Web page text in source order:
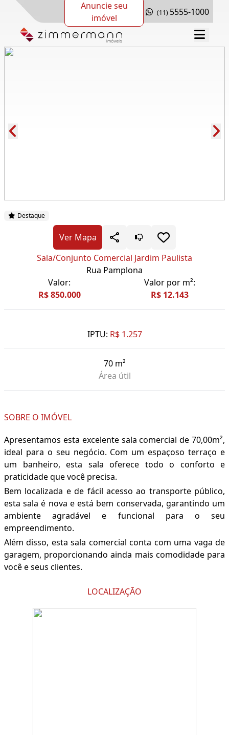
Anuncie seu
imóvel
(11) 5555-1000
Destaque
Ver Mapa
Sala/Conjunto Comercial Jardim Paulista
Rua Pamplona
Valor:
R$ 850.000
Valor por m²:
R$ 12.143
IPTU: R$ 1.257
70 m²
Área útil
SOBRE O IMÓVEL
Apresentamos esta excelente sala comercial de 70,00m²,
ideal para o seu negócio. Com um espaçoso terraço e
um banheiro, esta sala oferece todo o conforto e
praticidade que você precisa.
Bem localizada e de fácil acesso ao transporte público,
esta sala é nova e está bem conservada, garantindo um
ambiente agradável e funcional para o seu
empreendimento.
Além disso, esta sala comercial conta com uma vaga de
garagem, proporcionando ainda mais comodidade para
você e seus clientes.
LOCALIZAÇÃO